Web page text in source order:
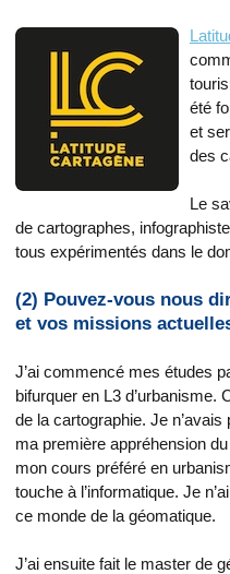
été
et
des
Le
de cartographes,
tous expérimentés dans le
(2) Pouvez-vous nous
et vos missions
J’ai commencé mes études
bifurquer en L3 d’urbanisme.
de la cartographie. Je
ma première appréhension
mon cours préféré en
touche à l’informatique. Je
ce monde de la géomatique.
J’ai ensuite fait le master de